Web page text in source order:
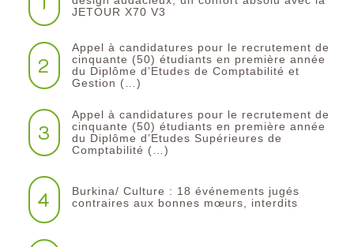
JETOUR X70 V3
2
Appel à candidatures pour le recrutement de
cinquante (50) étudiants en première année
du Diplôme d’Etudes de Comptabilité et
Gestion (…)
3
Appel à candidatures pour le recrutement de
cinquante (50) étudiants en première année
du Diplôme d’Etudes Supérieures de
Comptabilité (…)
4
Burkina/ Culture : 18 événements jugés
contraires aux bonnes mœurs, interdits